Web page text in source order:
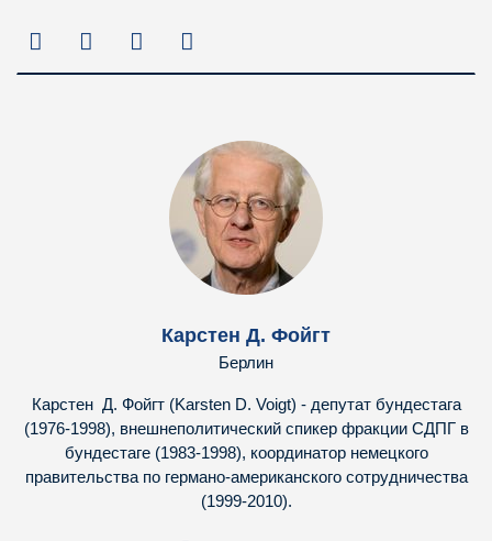
Карстен Д. Фойгт
Берлин
Карстен Д. Фойгт (Karsten D. Voigt) - депутат бундестага
(1976-1998), внешнеполитический спикер фракции СДПГ в
бундестаге (1983-1998), координатор немецкого
правительства по германо-американского сотрудничества
(1999-2010).